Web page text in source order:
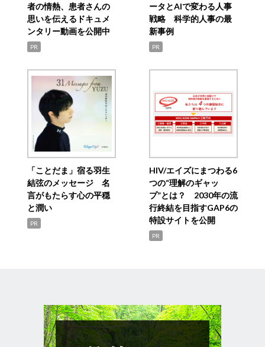
者の情熱、患者さんの
思いを伝えるドキュメ
ンタリー動画を公開中
PR
ータとAIで変わる人事
戦略 科学的人事の最
新事例
PR
「ことだま」宿る羽生
結弦のメッセージ 名
言がもたらす心の平穏
と潤い
PR
HIV/エイズにまつわる6
つの“理解のギャッ
プ”とは？ 2030年の流
行終結を目指すGAP6の
特設サイトを公開
PR